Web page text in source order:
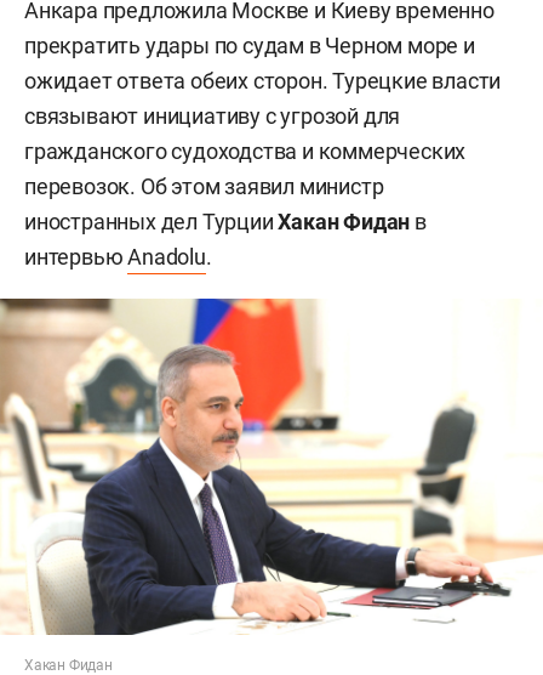
Анкара предложила Москве и Киеву временно
прекратить удары по судам в Черном море и
ожидает ответа обеих сторон. Турецкие власти
связывают инициативу с угрозой для
гражданского судоходства и коммерческих
перевозок. Об этом заявил министр
иностранных дел ТурцииХакан Фидан в
интервьюAnadolu.
Хакан Фидан